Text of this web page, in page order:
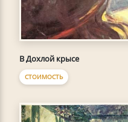
В Дохлой крысе
СТОИМОСТЬ